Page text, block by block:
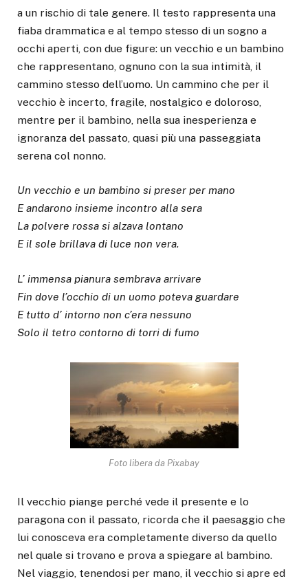
a un rischio di tale genere. Il testo rappresenta una
fiaba drammatica e al tempo stesso di un sogno a
occhi aperti, con due figure: un vecchio e un bambino
che rappresentano, ognuno con la sua intimità, il
cammino stesso dell’uomo. Un cammino che per il
vecchio è incerto, fragile, nostalgico e doloroso,
mentre per il bambino, nella sua inesperienza e
ignoranza del passato, quasi più una passeggiata
serena col nonno.
Un vecchio e un bambino si preser per mano
E andarono insieme incontro alla sera
La polvere rossa si alzava lontano
E il sole brillava di luce non vera.
L’ immensa pianura sembrava arrivare
Fin dove l’occhio di un uomo poteva guardare
E tutto d’ intorno non c’era nessuno
Solo il tetro contorno di torri di fumo
Foto libera da Pixabay
Il vecchio piange perché vede il presente e lo
paragona con il passato, ricorda che il paesaggio che
lui conosceva era completamente diverso da quello
nel quale si trovano e prova a spiegare al bambino.
Nel viaggio, tenendosi per mano, il vecchio si apre ed